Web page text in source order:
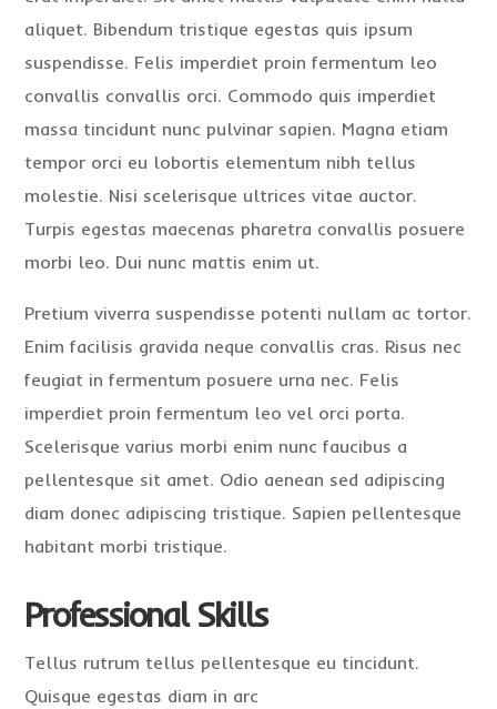
aliquet. Bibendum tristique egestas quis ipsum
suspendisse. Felis imperdiet proin fermentum leo
convallis convallis orci. Commodo quis imperdiet
massa tincidunt nunc pulvinar sapien. Magna etiam
tempor orci eu lobortis elementum nibh tellus
molestie. Nisi scelerisque ultrices vitae auctor.
Turpis egestas maecenas pharetra convallis posuere
morbi leo. Dui nunc mattis enim ut.
Pretium viverra suspendisse potenti nullam ac tortor.
Enim facilisis gravida neque convallis cras. Risus nec
feugiat in fermentum posuere urna nec. Felis
imperdiet proin fermentum leo vel orci porta.
Scelerisque varius morbi enim nunc faucibus a
pellentesque sit amet. Odio aenean sed adipiscing
diam donec adipiscing tristique. Sapien pellentesque
habitant morbi tristique.
Professional Skills
Tellus rutrum tellus pellentesque eu tincidunt.
Quisque egestas diam in arc